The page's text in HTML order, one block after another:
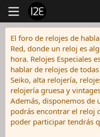
El foro de relojes de
Red, donde un reloj es
hora. Relojes Especiales
hablar de relojes de
Seiko, alta relojería,
relojería gruesa y
Además, disponemos de
podrás encontrar el reloj
poder participar tendrás